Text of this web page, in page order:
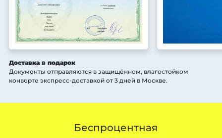
Доставка в подарок
Документы отправляются в защищённом, влагостойком
конверте экспресс-доставкой от 3 дней в Москве.
Беспроцентная